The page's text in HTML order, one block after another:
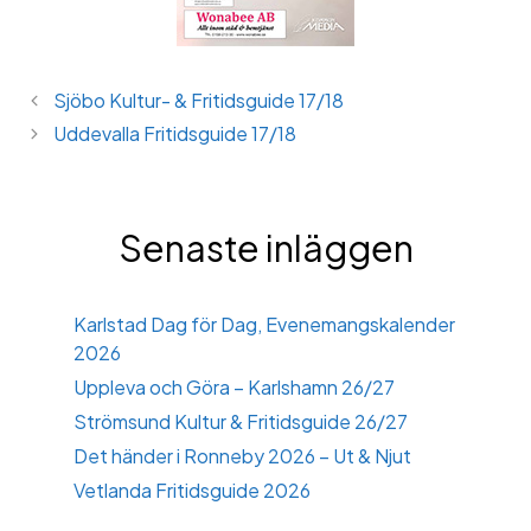
Sjöbo Kultur- & Fritidsguide 17/18
Uddevalla Fritidsguide 17/18
Senaste inläggen
Karlstad Dag för Dag, Evenemangskalender
2026
Uppleva och Göra – Karlshamn 26/27
Strömsund Kultur & Fritidsguide 26/27
Det händer i Ronneby 2026 – Ut & Njut
Vetlanda Fritidsguide 2026